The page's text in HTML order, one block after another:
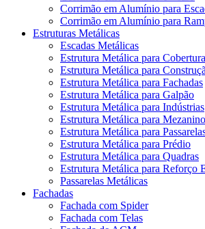
Corrimão em Alumínio para
Corrimão em Alumínio para
Estruturas Metálicas
Escadas Metálicas
Estrutura Metálica para
Estrutura Metálica para
Estrutura Metálica para Fachadas
Estrutura Metálica para Galpão
Estrutura Metálica para Indústrias
Estrutura Metálica para
Estrutura Metálica para
Estrutura Metálica para Prédio
Estrutura Metálica para Quadras
Estrutura Metálica para Reforço
Passarelas Metálicas
Fachadas
Fachada com Spider
Fachada com Telas